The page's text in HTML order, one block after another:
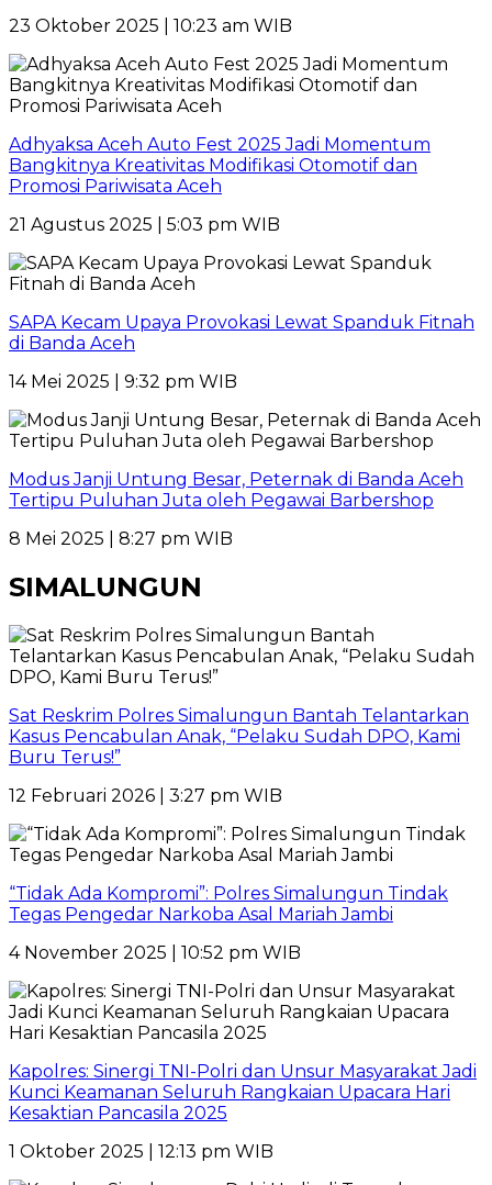
23 Oktober 2025 | 10:23 am WIB
Adhyaksa Aceh Auto Fest 2025 Jadi Momentum
Bangkitnya Kreativitas Modifikasi Otomotif dan
Promosi Pariwisata Aceh
21 Agustus 2025 | 5:03 pm WIB
SAPA Kecam Upaya Provokasi Lewat Spanduk Fitnah
di Banda Aceh
14 Mei 2025 | 9:32 pm WIB
Modus Janji Untung Besar, Peternak di Banda Aceh
Tertipu Puluhan Juta oleh Pegawai Barbershop
8 Mei 2025 | 8:27 pm WIB
SIMALUNGUN
Sat Reskrim Polres Simalungun Bantah Telantarkan
Kasus Pencabulan Anak, “Pelaku Sudah DPO, Kami
Buru Terus!”
12 Februari 2026 | 3:27 pm WIB
“Tidak Ada Kompromi”: Polres Simalungun Tindak
Tegas Pengedar Narkoba Asal Mariah Jambi
4 November 2025 | 10:52 pm WIB
Kapolres: Sinergi TNI-Polri dan Unsur Masyarakat Jadi
Kunci Keamanan Seluruh Rangkaian Upacara Hari
Kesaktian Pancasila 2025
1 Oktober 2025 | 12:13 pm WIB